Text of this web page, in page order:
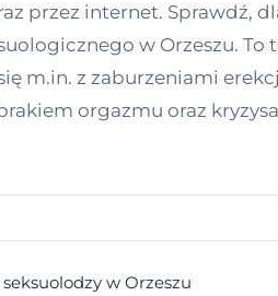
przez internet. Sprawdź,
w Orzeszu.
m.in. z zaburzeniami
orgazmu oraz
w Orzeszu